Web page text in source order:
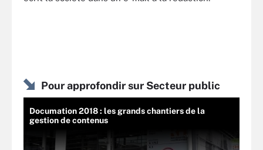
Pour approfondir sur Secteur public
Documation 2018 : les grands chantiers de la
gestion de contenus